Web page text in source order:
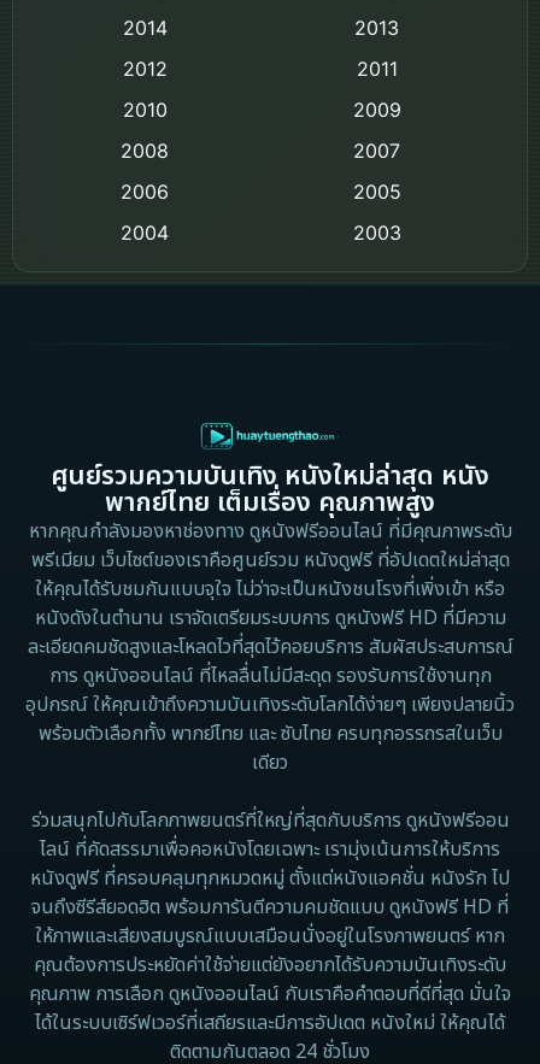
Detective สืบสวน
Disaster
Disney+
Documentary สารคดี
Documentary สารคดี
Drama ดราม่า
Drama ดราม่า
Dystopian
Emotional
Erotic
Family ครอบครัว
2014
2013
2012
2011
2010
2009
2008
2007
2006
2005
2004
2003
2002
2000
1983
1982
1973
1971
1962
ศูนย์รวมความบันเทิง หนังใหม่ล่าสุด หนัง
พากย์ไทย เต็มเรื่อง คุณภาพสูง
หากคุณกำลังมองหาช่องทาง ดูหนังฟรีออนไลน์ ที่มีคุณภาพระดับ
พรีเมียม เว็บไซต์ของเราคือศูนย์รวม หนังดูฟรี ที่อัปเดตใหม่ล่าสุด
ให้คุณได้รับชมกันแบบจุใจ ไม่ว่าจะเป็นหนังชนโรงที่เพิ่งเข้า หรือ
หนังดังในตำนาน เราจัดเตรียมระบบการ ดูหนังฟรี HD ที่มีความ
ละเอียดคมชัดสูงและโหลดไวที่สุดไว้คอยบริการ สัมผัสประสบการณ์
การ ดูหนังออนไลน์ ที่ไหลลื่นไม่มีสะดุด รองรับการใช้งานทุก
อุปกรณ์ ให้คุณเข้าถึงความบันเทิงระดับโลกได้ง่ายๆ เพียงปลายนิ้ว
พร้อมตัวเลือกทั้ง พากย์ไทย และ ซับไทย ครบทุกอรรถรสในเว็บ
เดียว
ร่วมสนุกไปกับโลกภาพยนตร์ที่ใหญ่ที่สุดกับบริการ ดูหนังฟรีออน
ไลน์ ที่คัดสรรมาเพื่อคอหนังโดยเฉพาะ เรามุ่งเน้นการให้บริการ
หนังดูฟรี ที่ครอบคลุมทุกหมวดหมู่ ตั้งแต่หนังแอคชั่น หนังรัก ไป
จนถึงซีรีส์ยอดฮิต พร้อมการันตีความคมชัดแบบ ดูหนังฟรี HD ที่
ให้ภาพและเสียงสมบูรณ์แบบเสมือนนั่งอยู่ในโรงภาพยนตร์ หาก
คุณต้องการประหยัดค่าใช้จ่ายแต่ยังอยากได้รับความบันเทิงระดับ
คุณภาพ การเลือก ดูหนังออนไลน์ กับเราคือคำตอบที่ดีที่สุด มั่นใจ
ได้ในระบบเซิร์ฟเวอร์ที่เสถียรและมีการอัปเดต หนังใหม่ ให้คุณได้
ติดตามกันตลอด 24 ชั่วโมง